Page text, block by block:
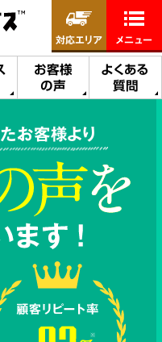
お客様
の声
よくある
質問
対応エリア メニュー
お客様より